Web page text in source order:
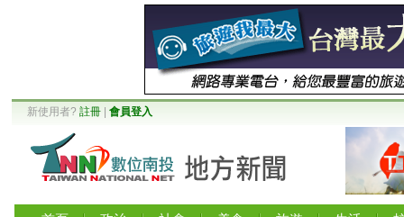
新使用者? 註冊 會員登入